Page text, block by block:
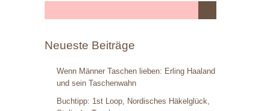
Neueste Beiträge
Wenn Männer Taschen lieben: Erling Haaland
und sein Taschenwahn
Buchtipp: 1st Loop, Nordisches Häkelglück,